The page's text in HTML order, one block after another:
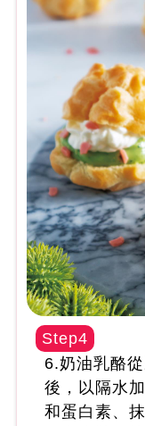
Step4
6.奶油乳酪
後，以隔水
和蛋白素、